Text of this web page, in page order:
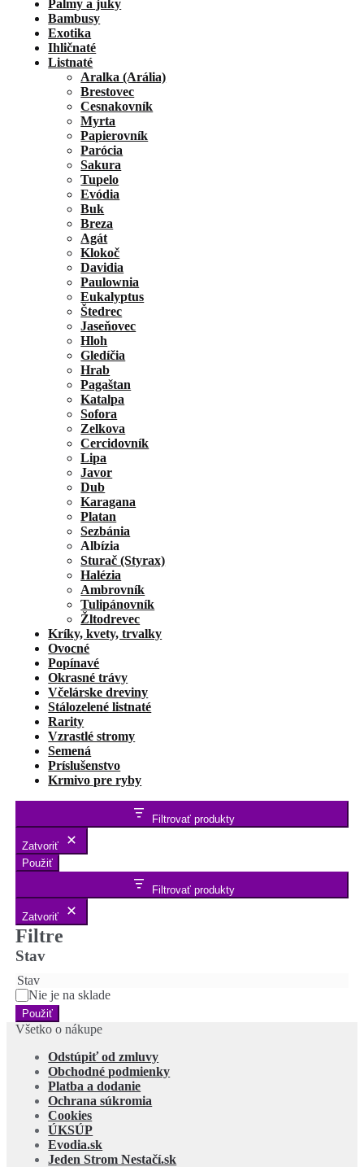
Palmy a juky
Bambusy
Exotika
Ihličnaté
Listnaté
Aralka (Arália)
Brestovec
Cesnakovník
Myrta
Papierovník
Parócia
Sakura
Tupelo
Evódia
Buk
Breza
Agát
Klokoč
Davidia
Paulownia
Eukalyptus
Štedrec
Jaseňovec
Hloh
Gledíčia
Hrab
Pagaštan
Katalpa
Sofora
Zelkova
Cercidovník
Lipa
Javor
Dub
Karagana
Platan
Sezbánia
Albízia
Sturač (Styrax)
Halézia
Ambrovník
Tulipánovník
Žltodrevec
Kríky, kvety, trvalky
Ovocné
Popínavé
Okrasné trávy
Včelárske dreviny
Stálozelené listnaté
Rarity
Vzrastlé stromy
Semená
Príslušenstvo
Krmivo pre ryby
Filtrovať produkty
Zatvoriť
Použiť
Filtrovať produkty
Zatvoriť
Filtre
Stav
Stav
Nie je na sklade
Použiť
Všetko o nákupe
Odstúpiť od zmluvy
Obchodné podmienky
Platba a dodanie
Ochrana súkromia
Cookies
ÚKSÚP
Evodia.sk
Jeden Strom Nestačí.sk